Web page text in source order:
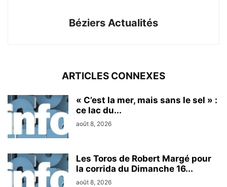
Béziers Actualités
ARTICLES CONNEXES
« C’est la mer, mais sans le sel » :
ce lac du...
août 8, 2026
Les Toros de Robert Margé pour
la corrida du Dimanche 16...
août 8, 2026